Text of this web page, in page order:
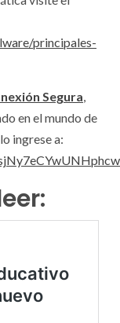
principales-
Segura,
en el mundo de
ingrese a: